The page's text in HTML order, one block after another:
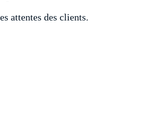
attentes des clients.